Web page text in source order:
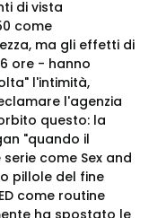
di vista
come
ma gli effetti di
ore - hanno
l'intimità,
l'agenzia
questo: la
"quando il
come Sex and
pillole del fine
come routine
ha spostato le